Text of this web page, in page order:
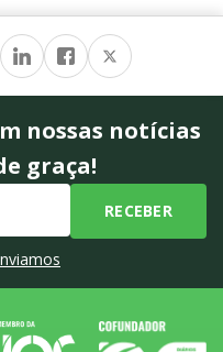
nossas notícias
graça!